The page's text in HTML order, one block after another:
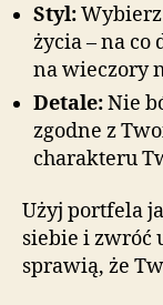
Styl:
życia – na co
na wieczory
Detale:Nie
zgodne z
charakteru
Użyj portfela
siebie i zwróć
sprawią, że